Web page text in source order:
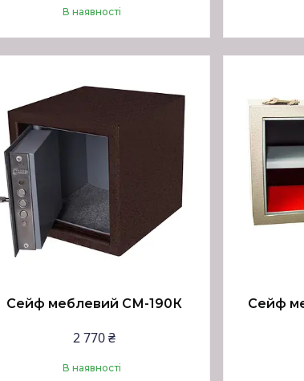
В наявності
Сейф меблевий СМ-190К
2 770 ₴
В наявності
Сейф